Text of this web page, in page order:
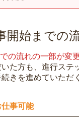
開始までの
の流れの一部が変
た方も、進行ステ
きを進めていただ
事可能